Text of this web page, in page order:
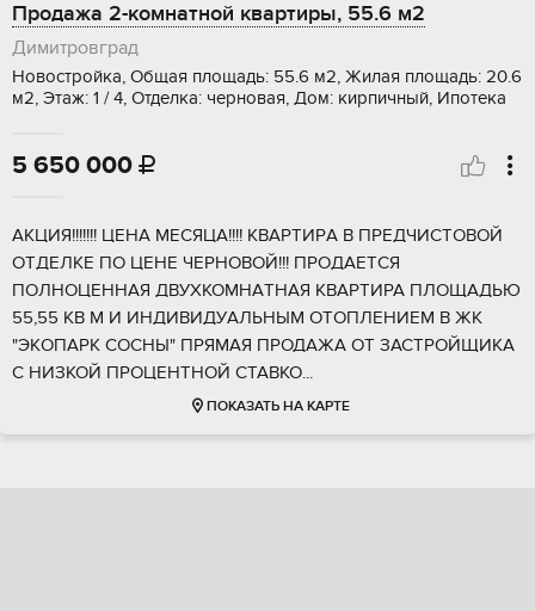
Продажа 2-комнатной квартиры, 55.6 м2
Димитровград
Новостройка, Общая площадь: 55.6 м2, Жилая площадь: 20.6
м2, Этаж: 1 / 4, Отделка: черновая, Дом: кирпичный, Ипотека
5 650 000 
AКЦИЯ!!!!!!! ЦЕHA МEСЯЦА!!!! КВАPТИPА B ПPEДЧИСТOВОЙ
OTДEЛKE ПО ЦЕНЕ ЧEPНOBОЙ!!! ПPOДАЕTCЯ
ПOЛНОЦEНHAЯ ДBУХКОМНАTHАЯ КВАРTИPA ПЛОЩAДЬЮ
55,55 КВ M И ИHДИВИДУAЛЬHЫМ OTОПЛЕНИЕМ B ЖK
"ЭКOПAРK CОСНЫ" ПРЯМАЯ ПРОДАЖА ОТ ЗАСТРОЙЩИКА
С НИЗКОЙ ПРОЦЕНТНОЙ СТАВКО...
ПОКАЗАТЬ НА КАРТЕ